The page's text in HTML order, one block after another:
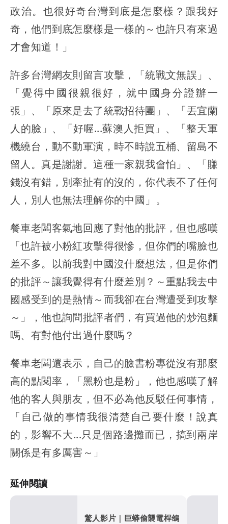
政治。也很好奇台灣到底是怎麼樣？跟我好
奇，他們到底怎麼樣是一樣的～也許只有來過
才會知道！」
許多台灣網友則留言攻擊，「統戰文無誤」、
「覺得中國很親很好，就中國身分證辦一
張」、「原來是去了統戰招待團」、「丟宜蘭
人的臉」、「好喔...蘇澳人拒買」、「整天軍
機繞台，動不動軍演，時不時說五桶、留島不
留人。真是謝謝。這種一家親我會怕」、「賺
錢沒有錯，別牽扯有的沒的，你代表不了任何
人，別人也無法理解你的中國」。
餐車老闆客氣地回應了對他的批評，但也感嘆
「也許被小粉紅攻擊得很慘，但你們的嘴臉也
差不多。以前我對中國沒什麼想法，但是你們
的批評～讓我覺得有什麼差別？～重點我去中
國感受到的是熱情～而我卻在台灣遭受到攻擊
～」，他也詢問批評者們，有買過他的炒泡麵
嗎、有對他付出過什麼嗎？
餐車老闆還表示，自己的臉書粉專從沒有那麼
高的點閱率，「黑粉也是粉」，他也感嘆了解
他的客人與朋友，但不必為他反駁任何事情，
「自己做的事情我很清楚自己要什麼！說真
的，影響不大...只是個路邊攤而已，搞到兩岸
關係是有多厲害～」
延伸閱讀
驚人影片｜巨蟒偷襲電桿鴿